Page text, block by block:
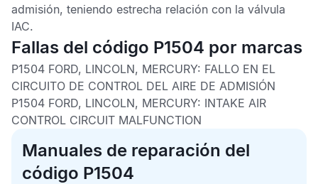
admisión, teniendo estrecha relación con la válvula
IAC.
Fallas del código P1504 por marcas
P1504 FORD, LINCOLN, MERCURY: FALLO EN EL
CIRCUITO DE CONTROL DEL AIRE DE ADMISIÓN
P1504 FORD, LINCOLN, MERCURY: INTAKE AIR
CONTROL CIRCUIT MALFUNCTION
Manuales de reparación del
código P1504